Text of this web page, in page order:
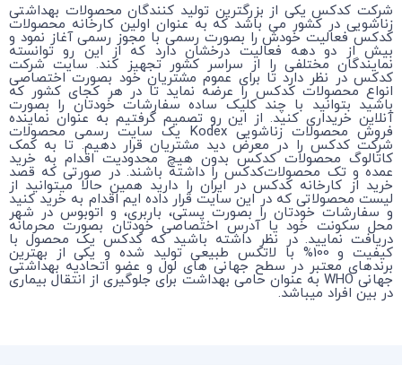
شرکت کدکس یکی از بزرگترین تولید کنندگان محصولات بهداشتی
زناشویی در کشور می باشد که به عنوان اولین کارخانه محصولات
کدکس فعالیت خودش را بصورت رسمی با مجوز رسمی آغاز نمود و
بیش از دو دهه فعالیت درخشان دارد که از این رو توانسته
نمایندگان مختلفی را از سراسر کشور تجهیز کند. سایت شرکت
کدکس در نظر دارد تا برای عموم مشتریان خود بصورت اختصاصی
انواع محصولات کدکس را عرضه نماید تا در هر کجای کشور که
باشید بتوانید با چند کلیک ساده سفارشات خودتان را بصورت
آنلاین خریداری کنید. از این رو تصمیم گرفتیم به عنوان نماینده
فروش محصولات زناشویی Kodex یک سایت رسمی محصولات
شرکت کدکس را در معرض دید مشتریان قرار دهیم. تا به کمک
کاتالوگ محصولات کدکس بدون هیچ محدودیت اقدام به خرید
عمده و تک محصولات‌کدکس را داشته باشند. در صورتی که قصد
خرید از کارخانه کدکس در ایران را دارید همین حالا میتوانید از
لیست محصولاتی که در این سایت قرار داده ایم اقدام به خرید کنید
و سفارشات خودتان را بصورت پستی، باربری، و اتوبوس در شهر
محل سکونت خود یا آدرس اختصاصی خودتان بصورت محرمانه
دریافت نمایید. در نظر داشته باشید که کدکس یک محصول با
کیفیت و 100% با لاتکس طبیعی تولید شده و یکی از بهترین
برندهای معتبر در سطح جهانی های لول و عضو اتحادیه بهداشتی
جهانی WHO به عنوان حامی بهداشت برای جلوگیری از انتقال بیماری
در بین افراد میباشد.